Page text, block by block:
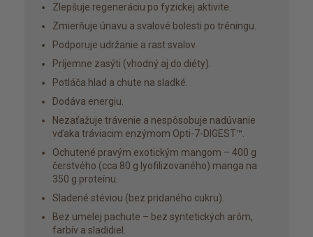
Zlepšuje regeneráciu po fyzickej aktivite.
Zmierňuje únavu a svalové bolesti po tréningu.
Podporuje udržanie a rast svalov.
Príjemne zasýti (vhodný aj do diéty).
Potláča hlad a chute na sladké.
Dodáva energiu.
Nezaťažuje trávenie a nespôsobuje nadúvanie
vďaka tráviacim enzýmom Opti-7-DIGEST™.
Ochutené pravým exotickým mangom – 400 g
čerstvého (cca 80 g lyofilizovaného) manga na
350 g proteínu.
Sladené stéviou (bez pridaného cukru).
Bez umelej pachute – bez syntetických aróm,
farbív a sladidiel.